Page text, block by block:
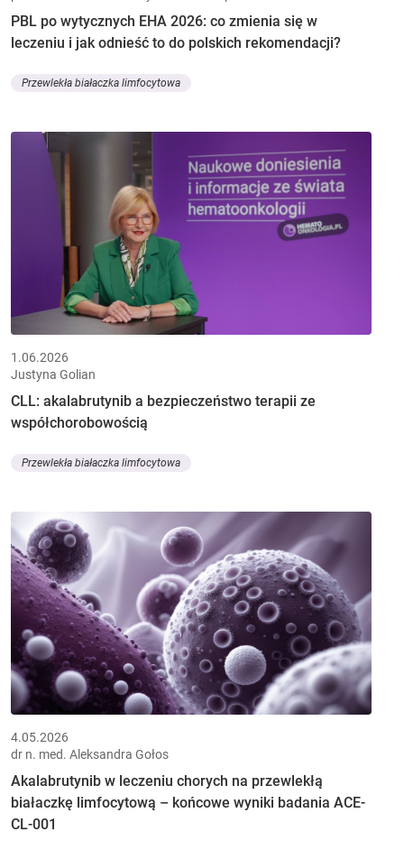
PBL po wytycznych EHA 2026: co zmienia się w
leczeniu i jak odnieść to do polskich rekomendacji?
Przewlekła białaczka limfocytowa
1.06.2026
Justyna Golian
CLL: akalabrutynib a bezpieczeństwo terapii ze
współchorobowością
Przewlekła białaczka limfocytowa
4.05.2026
dr n. med. Aleksandra Gołos
Akalabrutynib w leczeniu chorych na przewlekłą
białaczkę limfocytową – końcowe wyniki badania ACE-
CL-001